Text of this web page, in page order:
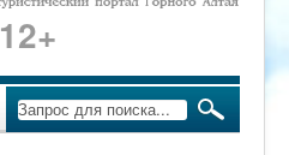
12+